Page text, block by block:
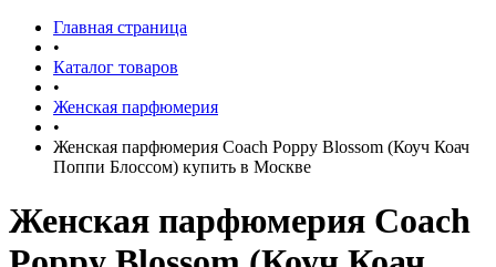
Главная страница
•
Каталог товаров
•
Женская парфюмерия
•
Женская парфюмерия Coach Poppy Blossom (Коуч Коач
Поппи Блоссом) купить в Москве
Женская парфюмерия Coach